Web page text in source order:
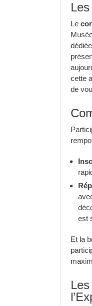
Le
cette
de
est
Et la